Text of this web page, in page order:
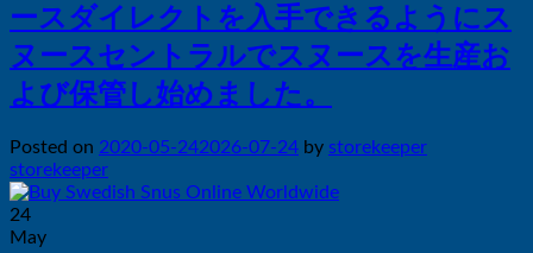
ースダイレクトを入手できるようにス
ヌースセントラルでスヌースを生産お
よび保管し始めました。
Posted on 2020-05-242026-07-24 by storekeeper
storekeeper
24
May